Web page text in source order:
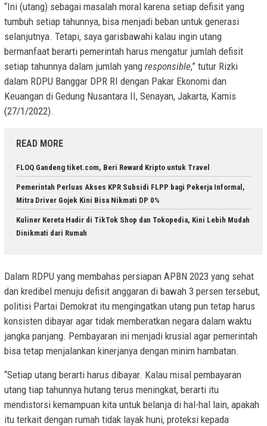
“Ini (utang) sebagai masalah moral karena setiap defisit yang
tumbuh setiap tahunnya, bisa menjadi beban untuk generasi
selanjutnya. Tetapi, saya garisbawahi kalau ingin utang
bermanfaat berarti pemerintah harus mengatur jumlah defisit
setiap tahunnya dalam jumlah yang responsible,” tutur Rizki
dalam RDPU Banggar DPR RI dengan Pakar Ekonomi dan
Keuangan di Gedung Nusantara II, Senayan, Jakarta, Kamis
(27/1/2022).
READ MORE
FLOQ Gandeng tiket.com, Beri Reward Kripto untuk Travel
Pemerintah Perluas Akses KPR Subsidi FLPP bagi Pekerja Informal,
Mitra Driver Gojek Kini Bisa Nikmati DP 0%
Kuliner Kereta Hadir di TikTok Shop dan Tokopedia, Kini Lebih Mudah
Dinikmati dari Rumah
Dalam RDPU yang membahas persiapan APBN 2023 yang sehat
dan kredibel menuju defisit anggaran di bawah 3 persen tersebut,
politisi Partai Demokrat itu mengingatkan utang pun tetap harus
konsisten dibayar agar tidak memberatkan negara dalam waktu
jangka panjang. Pembayaran ini menjadi krusial agar pemerintah
bisa tetap menjalankan kinerjanya dengan minim hambatan.
“Setiap utang berarti harus dibayar. Kalau misal pembayaran
utang tiap tahunnya hutang terus meningkat, berarti itu
mendistorsi kemampuan kita untuk belanja di hal-hal lain, apakah
itu terkait dengan rumah tidak layak huni, proteksi kepada